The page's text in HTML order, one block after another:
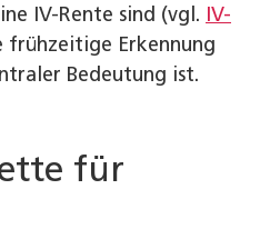
IV-Rente sind (vgl. IV-
frühzeitige Erkennung
Bedeutung ist.
für